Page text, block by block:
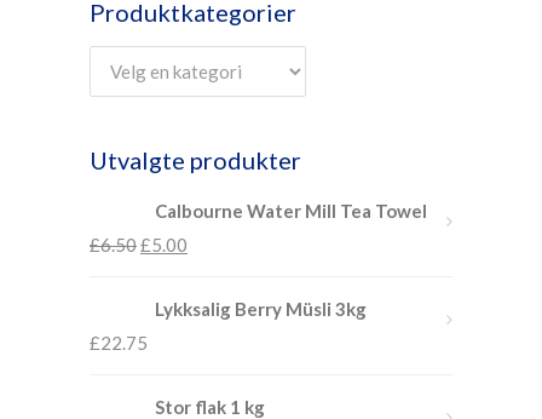
Produktkategorier
Utvalgte produkter
Calbourne Water Mill Tea Towel
£6.50£5.00
Lykksalig Berry Müsli 3kg
£22.75
Stor flak 1 kg